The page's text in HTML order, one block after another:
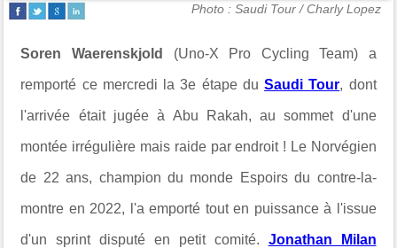
Photo : Saudi Tour / Charly Lopez
Soren Waerenskjold (Uno-X Pro Cycling Team) a
remporté ce mercredi la 3e étape duSaudi Tour, dont
l'arrivée était jugée à Abu Rakah, au sommet d'une
montée irrégulière mais raide par endroit ! Le Norvégien
de 22 ans, champion du monde Espoirs du contre-la-
montre en 2022, l'a emporté tout en puissance à l'issue
d'un sprint disputé en petit comité. Jonathan Milan